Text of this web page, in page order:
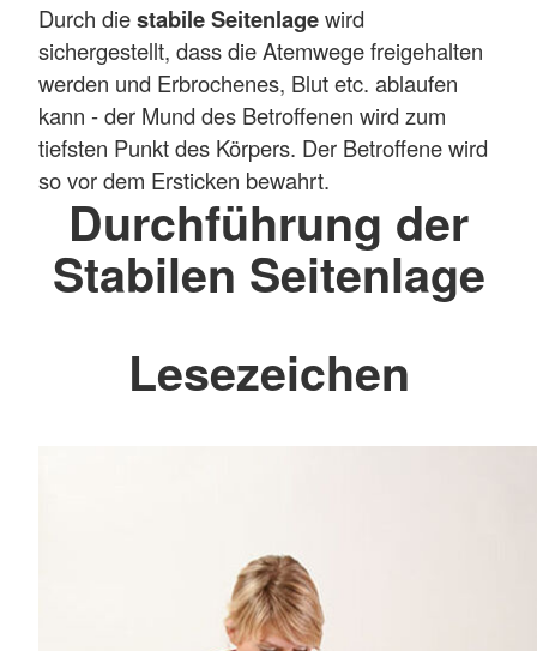
Durch diestabile Seitenlagewird
sichergestellt, dass die Atemwege freigehalten
werden und Erbrochenes, Blut etc. ablaufen
kann - der Mund des Betroffenen wird zum
tiefsten Punkt des Körpers. Der Betroffene wird
so vor dem Ersticken bewahrt.
Durchführung der
Stabilen Seitenlage
Lesezeichen